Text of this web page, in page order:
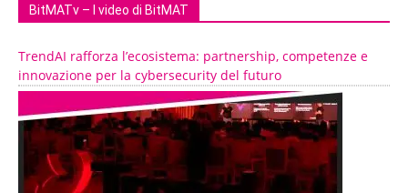
BitMATv – I video di BitMAT
TrendAI rafforza l’ecosistema: partnership, competenze e
innovazione per la cybersecurity del futuro